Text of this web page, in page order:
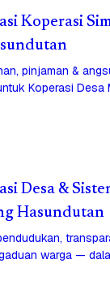
Koperasi
pinjaman &
Koperasi Desa
Desa &
Hasundutan
warga —